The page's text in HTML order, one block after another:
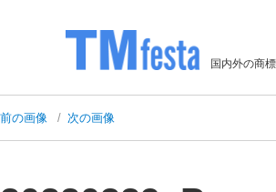
国内外の商
前の画像 次の画像